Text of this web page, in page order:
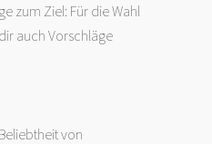
zum Ziel: Für die Wahl
auch Vorschläge
von